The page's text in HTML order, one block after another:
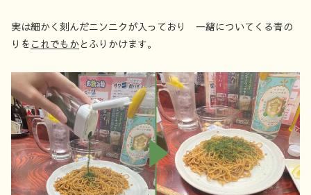
実は細かく刻んだニンニクが入っており 一緒についてくる青の
りを これでもかとふりかけます。